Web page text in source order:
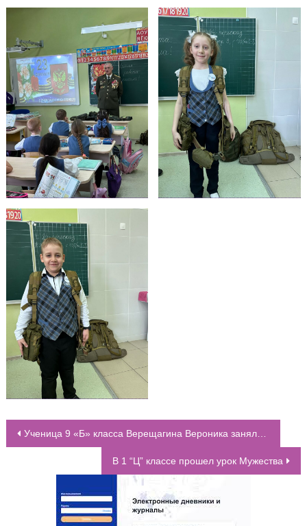
НАВИГАЦИЯ ПО ЗАПИСЯМ
Ученица 9 «Б» класса Верещагина Вероника заняла призовые места в Международных соревнованиях по каратэ “Russian Open Cup”
В 1 “Ц” классе прошел урок Мужества